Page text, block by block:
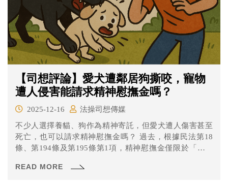
【司想評論】愛犬遭鄰居狗撕咬，寵物
遭人侵害能請求精神慰撫金嗎？
2025-12-16
法操司想傳媒
不少人選擇養貓、狗作為精神寄託，但愛犬遭人傷害甚至
死亡，也可以請求精神慰撫金嗎？ 過去，根據民法第18
條、第194條及第195條第1項，精神慰撫金僅限於「人格
時，始得請求。若寵物因他人不法行為而受傷或死亡，按
READ MORE